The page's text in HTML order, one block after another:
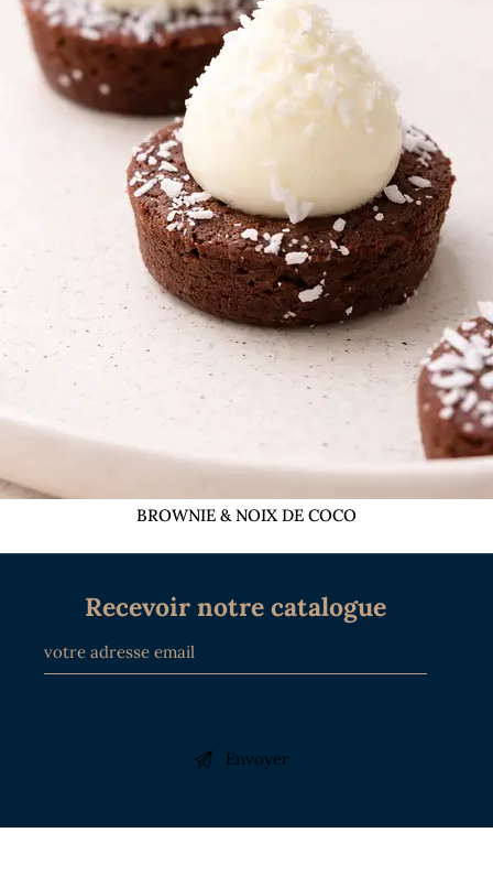
BROWNIE & NOIX DE COCO
Recevoir notre catalogue